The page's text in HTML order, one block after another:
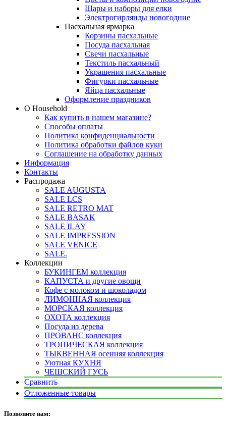
Шары и наборы для елки
Электрогирлянды новогодние
Пасхальная ярмарка
Корзины пасхальные
Посуда пасхальная
Свечи пасхальные
Текстиль пасхальный
Украшения пасхальные
Фигурки пасхальные
Яйца пасхальные
Оформление праздников
О Household
Как купить в нашем магазине?
Способы оплаты
Политика конфиденциальности
Политика обработки файлов куки
Соглашение на обработку данных
Информация
Контакты
Распродажа
SALE AUGUSTA
SALE LCS
SALE RETRO MAT
SALE BASAK
SALE ILAY
SALE IMPRESSION
SALE VENICE
SALE.
Коллекции
БУКИНГЕМ коллекция
КАПУСТА и другие овощи
Кофе с молоком и шоколадом
ЛИМОННАЯ коллекция
МОРСКАЯ коллекция
ОХОТА коллекция
Посуда из дерева
ПРОВАНС коллекция
ТРОПИЧЕСКАЯ коллекция
ТЫКВЕННАЯ осенняя коллекция
Уютная КУХНЯ
ЧЕШСКИЙ ГУСЬ
Сравнить
Отложенные товары
Позвоните нам: